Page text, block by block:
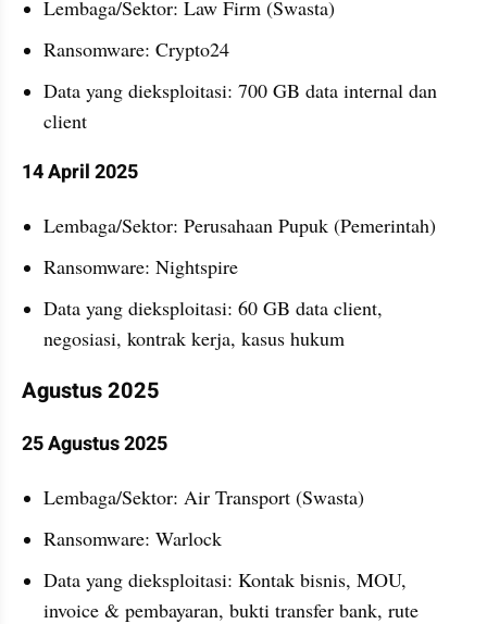
Lembaga/Sektor: Law Firm (Swasta)
Ransomware: Crypto24
Data yang dieksploitasi: 700 GB data internal dan
client
14 April 2025
Lembaga/Sektor: Perusahaan Pupuk (Pemerintah)
Ransomware: Nightspire
Data yang dieksploitasi: 60 GB data client,
negosiasi, kontrak kerja, kasus hukum
Agustus 2025
25 Agustus 2025
Lembaga/Sektor: Air Transport (Swasta)
Ransomware: Warlock
Data yang dieksploitasi: Kontak bisnis, MOU,
invoice & pembayaran, bukti transfer bank, rute